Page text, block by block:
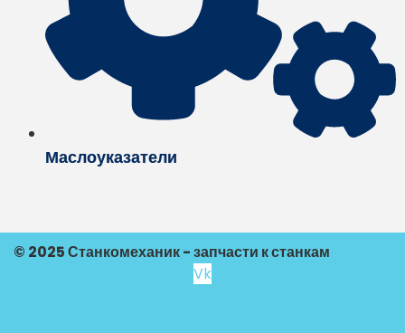
Маслоуказатели
© 2025 Станкомеханик - запчасти к станкам
Vk